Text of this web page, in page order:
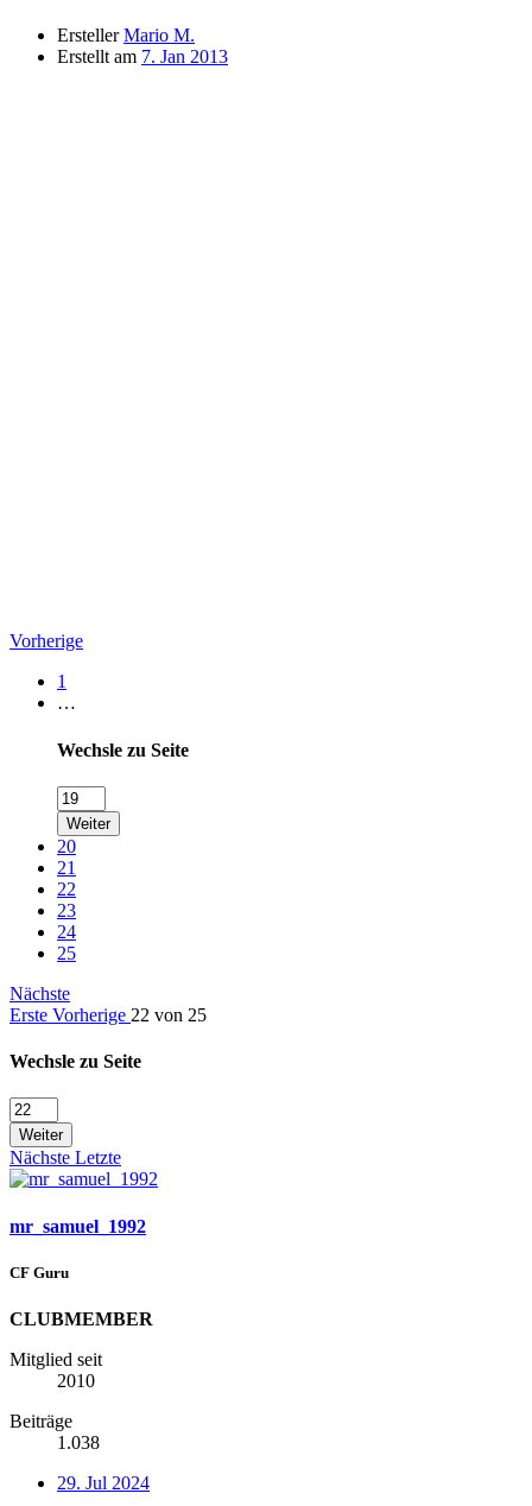
Ersteller Mario M.
Erstellt am 7. Jan 2013
Vorherige
1
…
Wechsle zu Seite
Weiter
20
21
22
23
24
25
Nächste
Erste Vorherige 22 von 25
Wechsle zu Seite
Weiter
Nächste Letzte
mr_samuel_1992
CF Guru
CLUBMEMBER
Mitglied seit
2010
Beiträge
1.038
29. Jul 2024